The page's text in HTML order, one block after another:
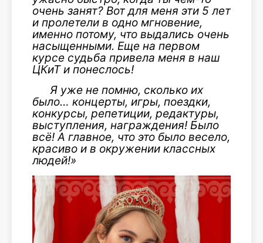
очень занят? Вот для меня эти 5 лет
и пролетели в одно мгновение,
именно потому, что выдались очень
насыщенными. Еще на первом
курсе судьба привела меня в наш
ЦКиТ и понеслось!
Я уже не помню, сколько их
было… концерты, игры, поездки,
конкурсы, репетиции, редактуры,
выступления, награждения! Было
всё! А главное, что это было весело,
красиво и в окружении классных
людей!»